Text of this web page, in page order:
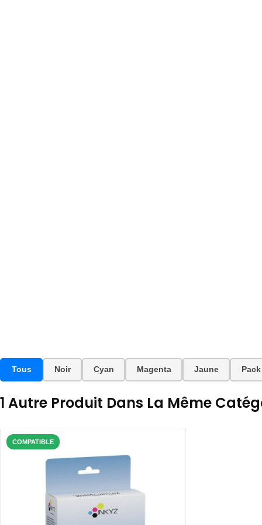
Tous Noir Cyan Magenta Jaune Pack
1 Autre Produit Dans La Même
COMPATIBLE